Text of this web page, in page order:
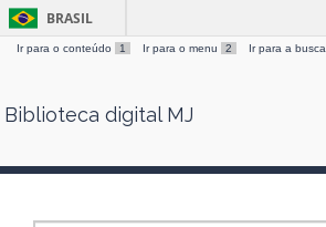
Skip
BRASIL
Ir para o conteúdo 1 Ir para o menu 2 Ir para a busca
Biblioteca digital MJ